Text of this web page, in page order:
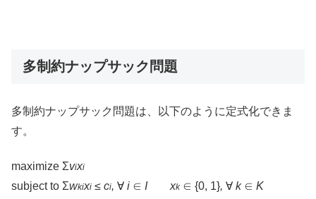
多制約ナップサック問題
多制約ナップサック問題は、以下のように定式化できま
す。
maximize Σvixi
subject to Σwkixi ≤ ci, ∀ i ∈ I xk∈ {0, 1}, ∀ k∈ K